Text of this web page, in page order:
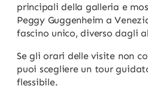
principali della galleria e
Peggy Guggenheim a
fascino unico, diverso dagli
Se gli orari delle visite non
puoi scegliere un tour
flessibile.